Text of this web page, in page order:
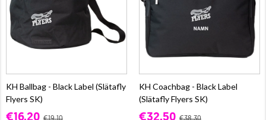
KH Ballbag - Black Label (Slätafly
Flyers SK)
KH Coachbag - Black Label
(Slätafly Flyers SK)